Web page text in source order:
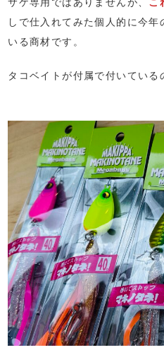
しで仕入れてみた個人的に今
いる商材です。
タコベイトが付属で付いている